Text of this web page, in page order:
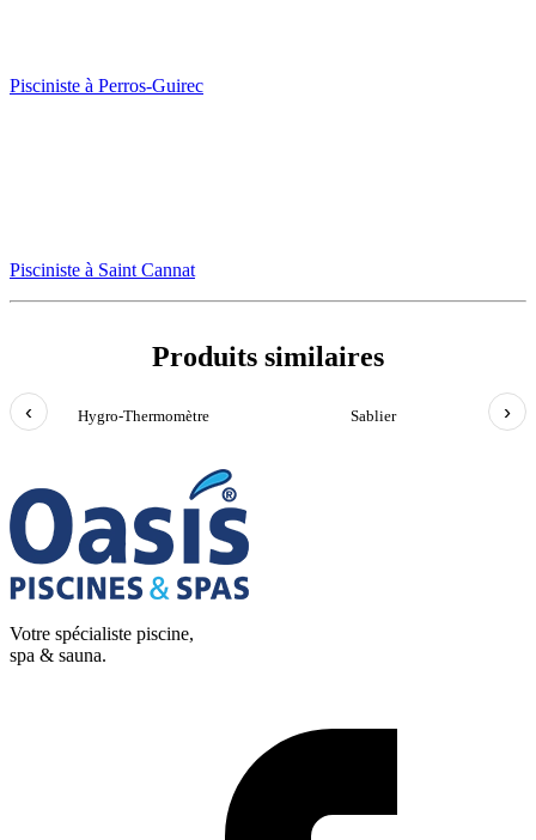
Pisciniste à Perros-Guirec
Pisciniste à Saint Cannat
Produits similaires
‹ Hygro-Thermomètre Sablier ›
Votre spécialiste piscine,
spa & sauna.